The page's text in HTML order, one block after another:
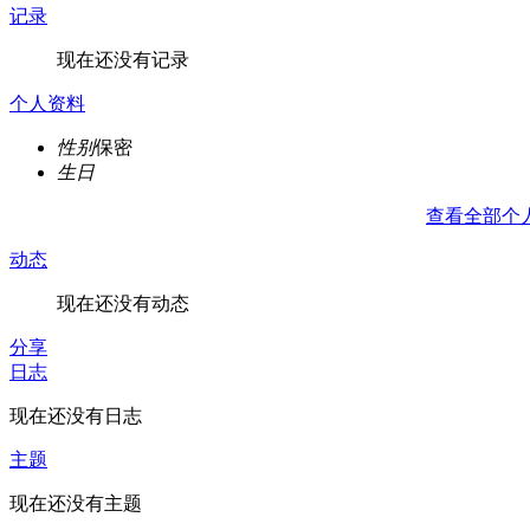
记录
现在还没有记录
个人资料
性别保密
生日
查看全部个
动态
现在还没有动态
分享
日志
现在还没有日志
主题
现在还没有主题